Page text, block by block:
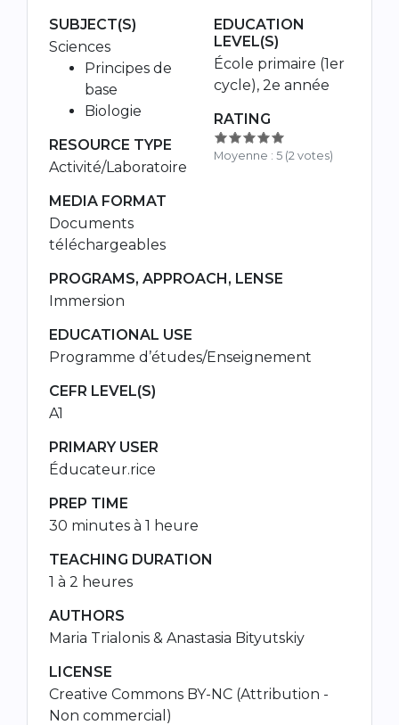
SUBJECT(S)
Sciences
Principes de
base
Biologie
RESOURCE TYPE
Activité/Laboratoire
MEDIA FORMAT
Documents
téléchargeables
EDUCATION
LEVEL(S)
École primaire (1er
cycle), 2e année
RATING
Moyenne : 5 (2 votes)
PROGRAMS, APPROACH, LENSE
Immersion
EDUCATIONAL USE
Programme d’études/Enseignement
CEFR LEVEL(S)
A1
PRIMARY USER
Éducateur.rice
PREP TIME
30 minutes à 1 heure
TEACHING DURATION
1 à 2 heures
AUTHORS
Maria Trialonis & Anastasia Bityutskiy
LICENSE
Creative Commons BY-NC (Attribution -
Non commercial)